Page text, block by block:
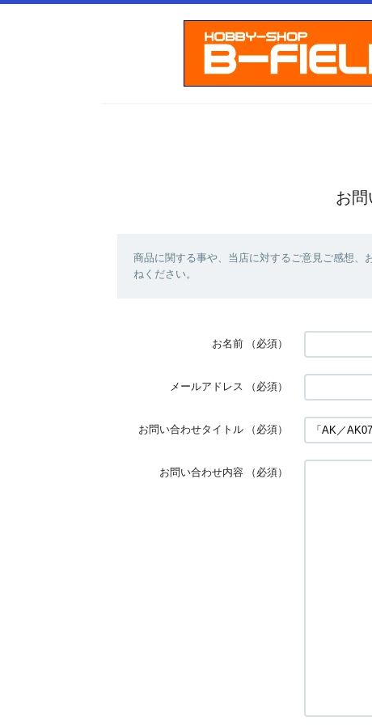
お
商品に関する事や、当店に対するご意見ご感想
ねください。
お名前 （必須）
メールアドレス （必須）
お問い合わせタイトル （必須）
お問い合わせ内容 （必須）